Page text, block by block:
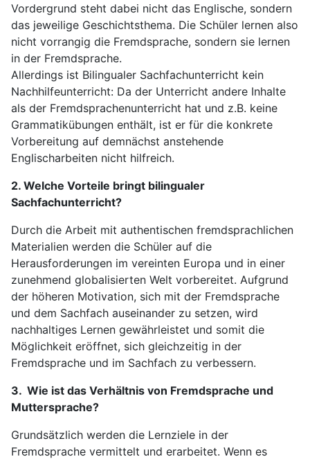
Vordergrund steht dabei nicht das Englische, sondern
das jeweilige Geschichtsthema. Die Schüler lernen also
nicht vorrangig die Fremdsprache, sondern sie lernen
in der Fremdsprache.
Allerdings ist Bilingualer Sachfachunterricht kein
Nachhilfeunterricht: Da der Unterricht andere Inhalte
als der Fremdsprachenunterricht hat und z.B. keine
Grammatikübungen enthält, ist er für die konkrete
Vorbereitung auf demnächst anstehende
Englischarbeiten nicht hilfreich.
2. Welche Vorteile bringt bilingualer
Sachfachunterricht?
Durch die Arbeit mit authentischen fremdsprachlichen
Materialien werden die Schüler auf die
Herausforderungen im vereinten Europa und in einer
zunehmend globalisierten Welt vorbereitet. Aufgrund
der höheren Motivation, sich mit der Fremdsprache
und dem Sachfach auseinander zu setzen, wird
nachhaltiges Lernen gewährleistet und somit die
Möglichkeit eröffnet, sich gleichzeitig in der
Fremdsprache und im Sachfach zu verbessern.
3. Wie ist das Verhältnis von Fremdsprache und
Muttersprache?
Grundsätzlich werden die Lernziele in der
Fremdsprache vermittelt und erarbeitet. Wenn es